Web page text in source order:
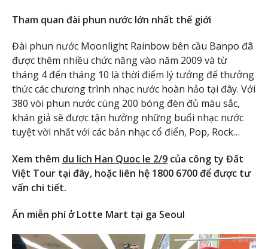
Tham quan đài phun nước lớn nhất thế giới
Đài phun nước Moonlight Rainbow bên cầu Banpo đã
được thêm nhiều chức năng vào năm 2009 và từ
tháng 4 đến tháng 10 là thời điểm lý tưởng để thưởng
thức các chương trình nhạc nước hoàn hảo tại đây. Với
380 vòi phun nước cùng 200 bóng đèn đủ màu sắc,
khán giả sẽ được tận hưởng những buổi nhạc nước
tuyệt vời nhất với các bản nhạc cổ điển, Pop, Rock…
Xem thêm du lich Han Quoc le 2/9 của công ty Đất
Việt Tour tại đây, hoặc liên hệ 1800 6700 để được tư
vấn chi tiết.
Ăn miễn phí ở Lotte Mart tại ga Seoul